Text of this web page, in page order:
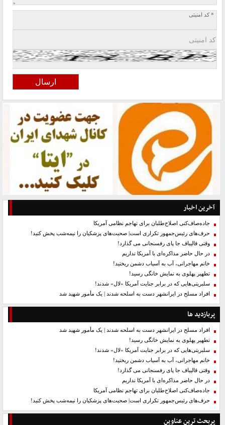
* کد امنیتی
آخرین اخبار
جاده‌صاف‌کنی اصلاح‌طلبان برای تهاجم نظامی آمریکا
حرف‌های رئیس‌جمهور تکراری است| صحبت‌های پزشکیان را نیمه‌شب پخش کنید!
وقتی قالیباف جا پای رفسنجانی می گذارد!
در حال حاضر مذاکره‌ای با آمریکا نداریم
خانم مهاجرانی، آب به آسیاب دشمن ریختید!
تطهیر پهلوی به نمایش خانگی رسید!
سلبریتی‌هایی که در برابر جنایت آمریکا «لال» شدند!
افراد مسلح در ایرانشهر دست به اسلحه شدند | یک مأمور شهید شد
پربازدید ها
افراد مسلح در ایرانشهر دست به اسلحه شدند | یک مأمور شهید شد
تطهیر پهلوی به نمایش خانگی رسید!
سلبریتی‌هایی که در برابر جنایت آمریکا «لال» شدند!
خانم مهاجرانی، آب به آسیاب دشمن ریختید!
وقتی قالیباف جا پای رفسنجانی می گذارد!
در حال حاضر مذاکره‌ای با آمریکا نداریم
جاده‌صاف‌کنی اصلاح‌طلبان برای تهاجم نظامی آمریکا
حرف‌های رئیس‌جمهور تکراری است| صحبت‌های پزشکیان را نیمه‌شب پخش کنید!
پربحث ترین عناوین